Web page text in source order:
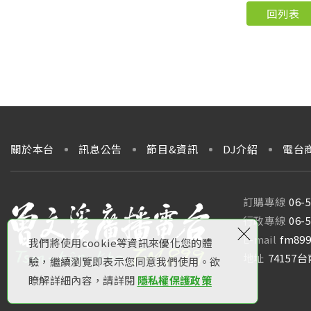
我們將使用cookie等資訊來優化您的體
驗，繼續瀏覽即表示您同意我們使用。欲
瞭解詳細內容，請詳閱 隱私權保護政策
×
回列表
關於本台 訊息公告 節目&資訊 DJ介紹 電台
訂購專線 06-
行政專線 06-
E-mail
地址 74157